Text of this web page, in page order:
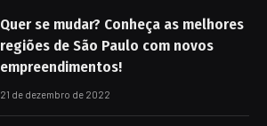
Quer se mudar? Conheça as melhores
regiões de São Paulo com novos
empreendimentos!
21 de dezembro de 2022